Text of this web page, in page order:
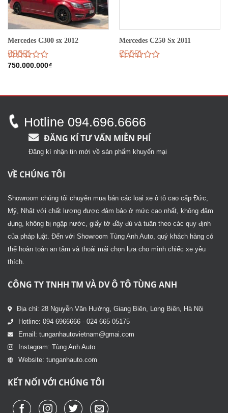
Mercedes C300 sx 2012
Được
sao
750.000.000₫
Mercedes C250 Sx 2011
5 sao
Hotline 094.696.6666
ĐĂNG KÍ TƯ VẤN MIỄN PHÍ
Đăng kí nhận tin mới về sản phẩm khuyến mại
VỀ CHÚNG TÔI
Showroom chúng tôi chuyên mua bán các loại xe ô tô cao cấp Đức,
Mỹ, Nhật với chất lượng được đảm bảo ở mức cao nhất, không đâm
đụng, không bị ngập nước, giấy tờ đầy đủ và tuân theo các quy định
của pháp luật. Đến với Showroom Tùng Anh Auto, quý khách hàng có
thể hoàn toàn an tâm và thoải mái chọn lựa cho mình chiếc xe yêu
thích.
CÔNG TY TNHH TM VÀ DV Ô TÔ TÙNG ANH
Địa chỉ: 28 Nguyễn Văn Hưởng, Giang Biên, Long Biên, Hà Nội
Hotline: 094 6966666 - 024 665 05175
Email: tunganhautovietnam@gmai.com
Instagram: Tùng Anh Auto
Website: tunganhauto.com
KẾT NỐI VỚI CHÚNG TÔI